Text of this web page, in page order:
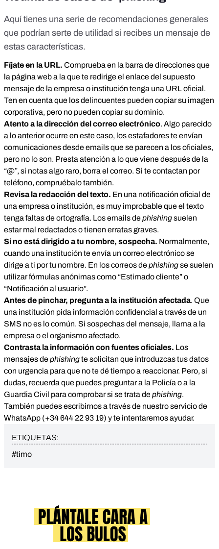
Aquítienes una serie de recomendaciones generales
que podrían serte de utilidad si recibes un mensaje de
estas características.
Fíjate en la URL. Comprueba en la barra de direcciones que
la página web a la que te redirige el enlace del supuesto
mensaje de la empresa o institución tenga una URL oficial.
Ten en cuenta que los delincuentes pueden copiar su imagen
corporativa, pero no pueden copiar su dominio.
Atento a la dirección del correo electrónico. Algo parecido
a lo anterior ocurre en este caso, los estafadores te envían
comunicaciones desde emails que se parecen a los oficiales,
pero no lo son. Presta atención a lo que viene después de la
“@”, si notas algo raro, borra el correo. Si te contactan por
teléfono, compruébalo también.
Revisa la redacción del texto. En una notificación oficial de
una empresa o institución, es muy improbable que el texto
tenga faltas de ortografía. Los emails dephishingsuelen
estar mal redactados o tienen erratas graves.
Si no está dirigido a tu nombre, sospecha. Normalmente,
cuando una institución te envía un correo electrónico se
dirige a ti por tu nombre. En los correos dephishingse suelen
utilizar fórmulas anónimas como “Estimado cliente” o
“Notificación al usuario”.
Antes de pinchar, pregunta a la institución afectada. Que
una institución pida información confidencial a través de un
SMS no es lo común. Si sospechas del mensaje, llama a la
empresa o el organismo afectado.
Contrasta la información con fuentes oficiales. Los
mensajes dephishingte solicitan que introduzcas tus datos
con urgencia para que no te dé tiempo a reaccionar. Pero, si
dudas, recuerda que puedes preguntar a la Policía o a la
Guardia Civil para comprobar si se trata dephishing.
También puedes escribirnos a través de nuestro servicio de
WhatsApp (+34 644 22 93 19) y te intentaremos ayudar.
ETIQUETAS:
#timo